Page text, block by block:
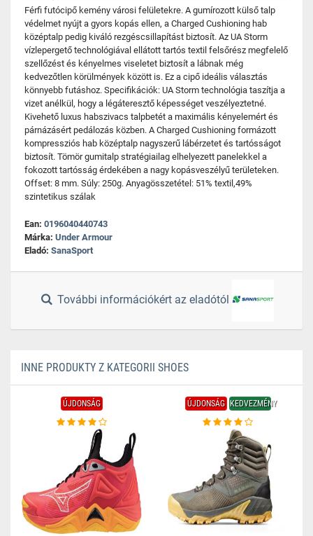
Férfi futócipő kemény városi felületekre. A gumírozott külső talp
védelmet nyújt a gyors kopás ellen, a Charged Cushioning hab
középtalp pedig kiváló rezgéscsillapítást biztosít. Az UA Storm
vízlepergető technológiával ellátott tartós textil felsőrész megfelelő
szellőzést és kényelmes viseletet biztosít a lábnak még
kedvezőtlen körülmények között is. Ez a cipő ideális választás
könnyebb futáshoz. Specifikációk: UA Storm technológia taszítja a
vizet anélkül, hogy a légáteresztő képességet veszélyeztetné.
Kivehető luxus habszivacs talpbetét a maximális kényelemért és
párnázásért pedálozás közben. A Charged Cushioning formázott
kompressziós hab középtalp nagyszerű lábérzetet és tartósságot
biztosít. Tömör gumitalp stratégiailag elhelyezett panelekkel a
fokozott tartósság érdekében a nagy kopásveszélyű területeken.
Offset: 8 mm. Súly: 250g. Anyagösszetétel: 51% textil,49%
szintetikus szálak
Ean: 0196040440743
Márka: Under Armour
Eladó: SanaSport
További információkért az eladótól
INNE PRODUKTY Z KATEGORII SHOES
ÚJDONSÁG ÚJDONSÁG KEDVEZMÉNY